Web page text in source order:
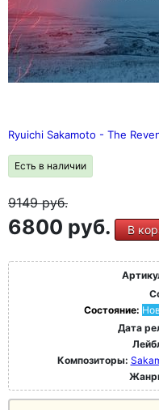
Ryuichi Sakamoto - The
Есть в наличии
9149руб.
6800 руб. В
Состояние:
Дата
Композиторы: